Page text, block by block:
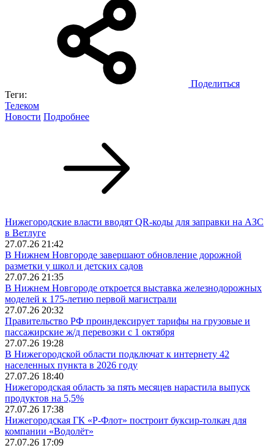
Поделиться
Теги:
Телеком
Новости Подробнее
Нижегородские власти вводят QR-коды для заправки на АЗС
в Ветлуге
27.07.26 21:42
В Нижнем Новгороде завершают обновление дорожной
разметки у школ и детских садов
27.07.26 21:35
В Нижнем Новгороде откроется выставка железнодорожных
моделей к 175-летию первой магистрали
27.07.26 20:32
Правительство РФ проиндексирует тарифы на грузовые и
пассажирские ж/д перевозки с 1 октября
27.07.26 19:28
В Нижегородской области подключат к интернету 42
населенных пункта в 2026 году
27.07.26 18:40
Нижегородская область за пять месяцев нарастила выпуск
продуктов на 5,5%
27.07.26 17:38
Нижегородская ГК «Р-Флот» построит буксир-толкач для
компании «Водолёт»
27.07.26 17:09